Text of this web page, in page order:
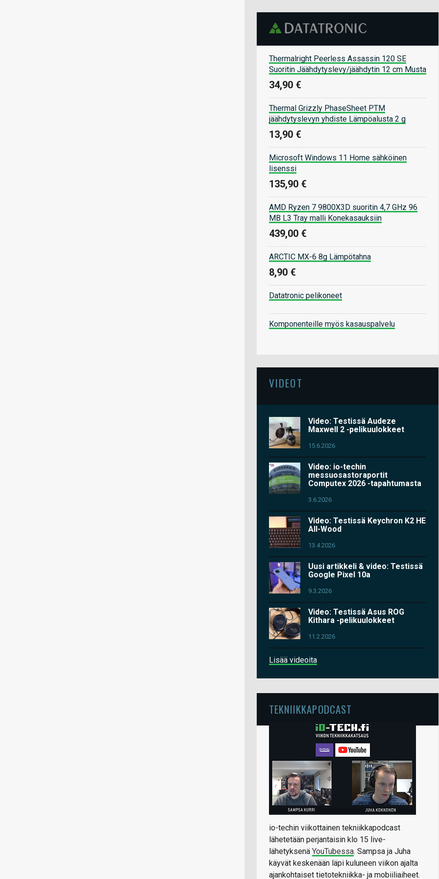
Thermalright Peerless Assassin 120 SE
Suoritin Jäähdytyslevy/jäähdytin 12 cm Musta
34,90 €
Thermal Grizzly PhaseSheet PTM
jäähdytyslevyn yhdiste Lämpöalusta 2 g
13,90 €
Microsoft Windows 11 Home sähköinen
lisenssi
135,90 €
AMD Ryzen 7 9800X3D suoritin 4,7 GHz 96
MB L3 Tray malli Konekasauksiin
439,00 €
ARCTIC MX-6 8g Lämpötahna
8,90 €
Datatronic pelikoneet
Komponenteille myös kasauspalvelu
VIDEOT
Video: Testissä Audeze
Maxwell 2 -pelikuulokkeet
15.6.2026
Video: io-techin
messuosastoraportit
Computex 2026 -tapahtumasta
3.6.2026
Video: Testissä Keychron K2 HE
All-Wood
13.4.2026
Uusi artikkeli & video: Testissä
Google Pixel 10a
9.3.2026
Video: Testissä Asus ROG
Kithara -pelikuulokkeet
11.2.2026
Lisää videoita
TEKNIIKKAPODCAST
io-techin viikottainen tekniikkapodcast
lähetetään perjantaisin klo 15 live-
lähetyksenä YouTubessa. Sampsa ja Juha
käyvät keskenään läpi kuluneen viikon ajalta
ajankohtaiset tietotekniikka- ja mobiiliaiheet.